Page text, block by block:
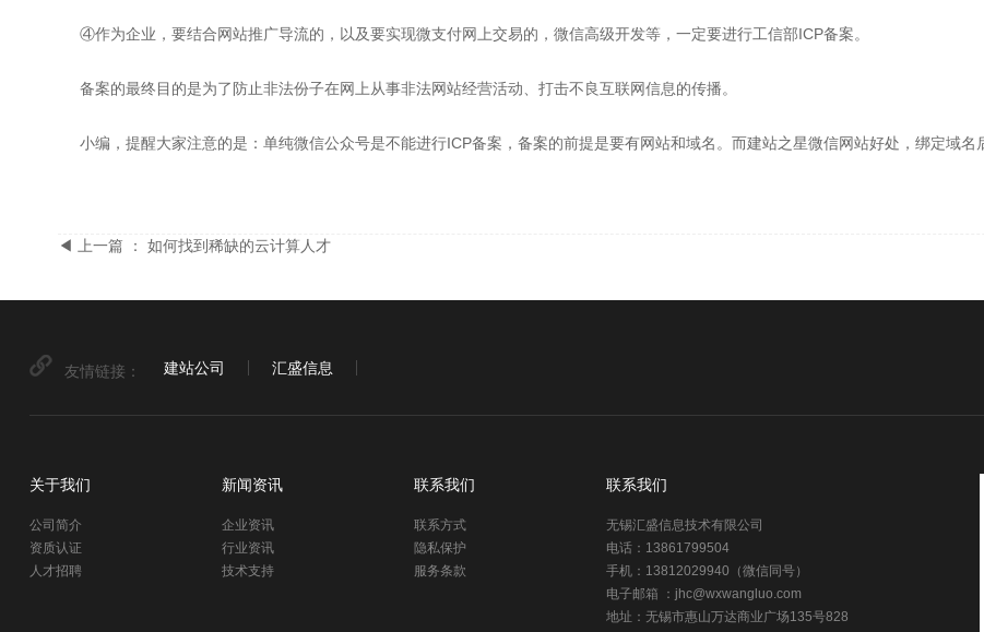
④作为企业，要结合网站推广导流的，以及要实现微支付网上交易的，微信高级开发等，一定要进行工信部ICP备案。
备案的最终目的是为了防止非法份子在网上从事非法网站经营活动、打击不良互联网信息的传播。
小编，提醒大家注意的是：单纯微信公众号是不能进行ICP备案，备案的前提是要有网站和域名。而建站之星微信网站好处，绑定域名
◀ 上一篇 ： 如何找到稀缺的云计算人才
友情链接： 建站公司 汇盛信息
关于我们
公司简介
资质认证
人才招聘
新闻资讯
企业资讯
行业资讯
技术支持
联系我们
联系方式
隐私保护
服务条款
联系我们
无锡汇盛信息技术有限公司
电话：13861799504
手机：13812029940（微信同号）
电子邮箱 ：jhc@wxwangluo.com
地址：无锡市惠山万达商业广场135号828